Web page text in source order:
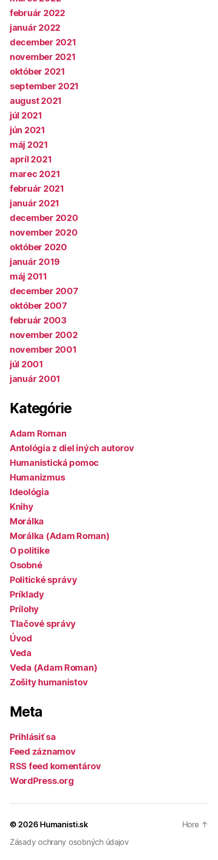
február 2022
január 2022
december 2021
november 2021
október 2021
september 2021
august 2021
júl 2021
jún 2021
máj 2021
apríl 2021
marec 2021
február 2021
január 2021
december 2020
november 2020
október 2020
január 2019
máj 2011
december 2007
október 2007
február 2003
november 2002
november 2001
júl 2001
január 2001
Kategórie
Adam Roman
Antológia z diel iných autorov
Humanistická pomoc
Humanizmus
Ideológia
Knihy
Morálka
Morálka (Adam Roman)
O politike
Osobné
Politické správy
Príklady
Prílohy
Tlačové správy
Úvod
Veda
Veda (Adam Roman)
Zošity humanistov
Meta
Prihlásiť sa
Feed záznamov
RSS feed komentárov
WordPress.org
© 2026 Humanisti.sk
Zásady ochrany osobných údajov
Hore ↑